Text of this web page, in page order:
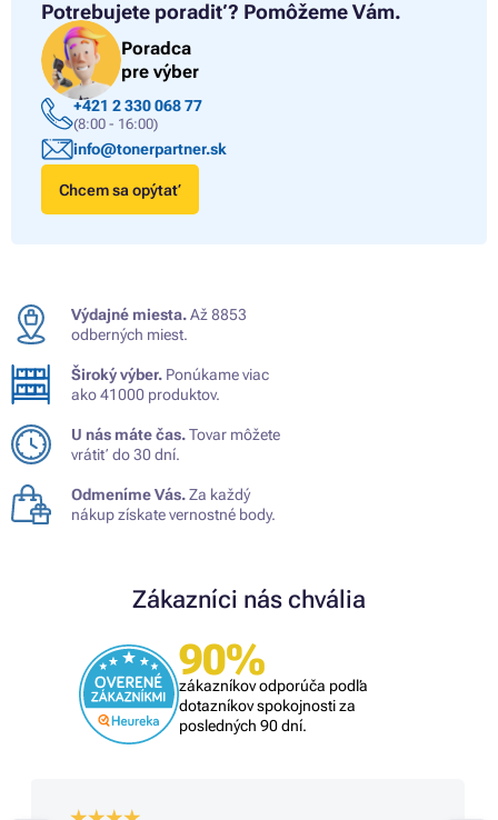
Potrebujete poradiť? Pomôžeme Vám.
Poradca
pre výber
+421 2 330 068 77
(8:00 - 16:00)
info@tonerpartner.sk
Chcem sa opýtať
Výdajné miesta.Až 8853
odberných miest.
Široký výber. Ponúkame viac
ako 41000 produktov.
U nás máte čas.Tovar môžete
vrátiť do 30 dní.
Odmeníme Vás.Za každý
nákup získate vernostné body.
Zákazníci nás chvália
90%
zákazníkov odporúča podľa
dotazníkov spokojnosti za
posledných 90 dní.